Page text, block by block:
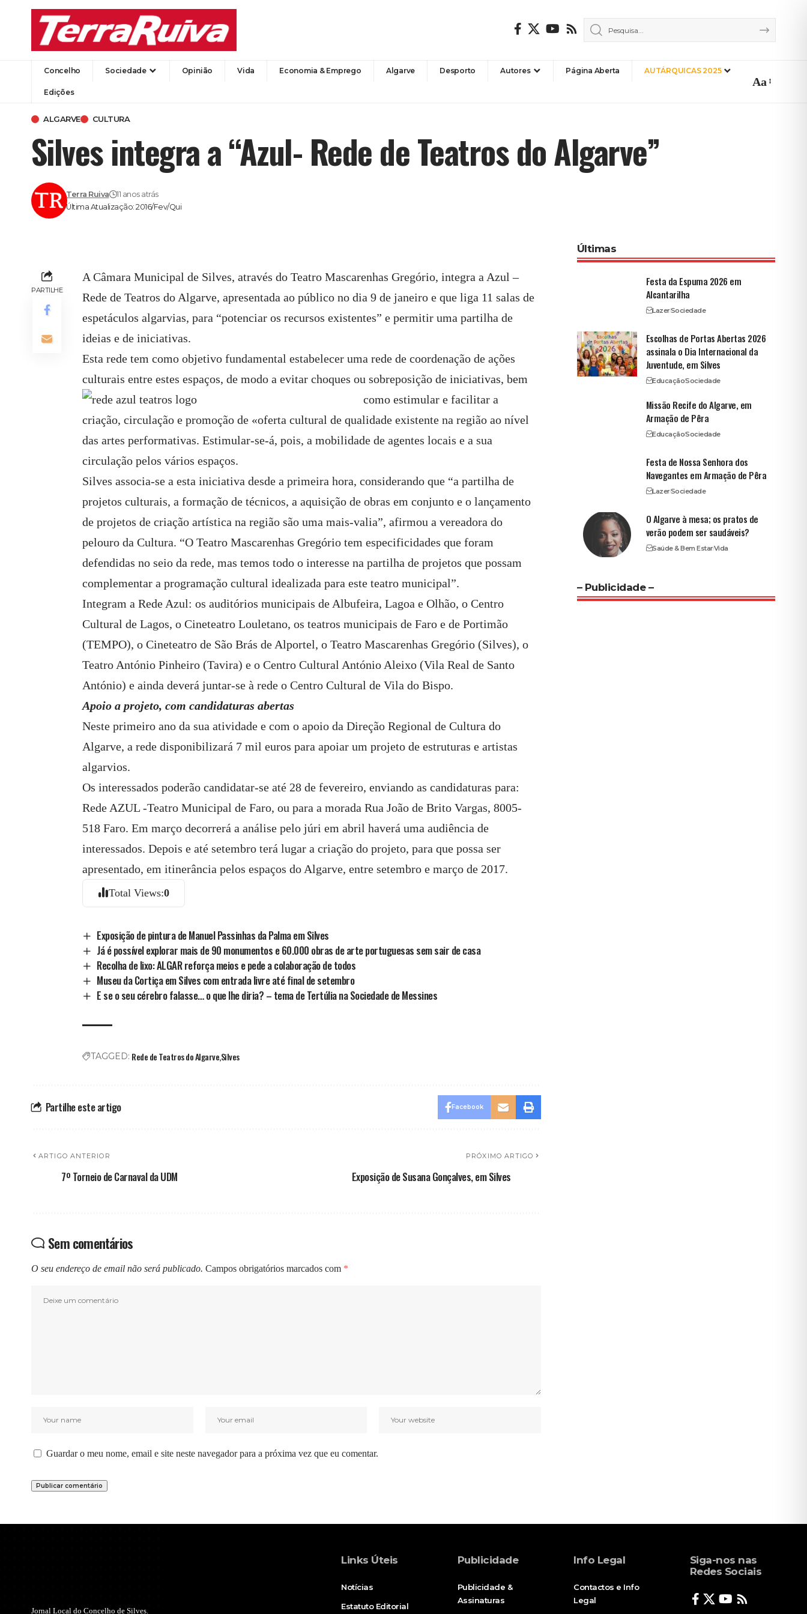
Concelho Sociedade Opinião Vida Economia & Emprego Algarve Desporto Autores Página Aberta AUTÁRQUICAS 2025
Edições
Aa
ALGARVE CULTURA
Silves integra a “Azul- Rede de Teatros do Algarve”
Última Atualização: 2016/Fev/Qui
Terra Ruiva 11 anos atrás
PARTILHE
A Câmara Municipal de Silves, através do Teatro Mascarenhas Gregório, integra a Azul –
Rede de Teatros do Algarve, apresentada ao público no dia 9 de janeiro e que liga 11 salas de
espetáculos algarvias, para “potenciar os recursos existentes” e permitir uma partilha de
ideias e de iniciativas.
Esta rede tem como objetivo fundamental estabelecer uma rede de coordenação de ações
culturais entre estes espaços, de modo a evitar choques ou sobreposição de iniciativas, bem
como estimular e facilitar a
criação, circulação e promoção de «oferta cultural de qualidade existente na região ao nível
das artes performativas. Estimular-se-á, pois, a mobilidade de agentes locais e a sua
circulação pelos vários espaços.
Silves associa-se a esta iniciativa desde a primeira hora, considerando que “a partilha de
projetos culturais, a formação de técnicos, a aquisição de obras em conjunto e o lançamento
de projetos de criação artística na região são uma mais-valia”, afirmou a vereadora do
pelouro da Cultura. “O Teatro Mascarenhas Gregório tem especificidades que foram
defendidas no seio da rede, mas temos todo o interesse na partilha de projetos que possam
complementar a programação cultural idealizada para este teatro municipal”.
Integram a Rede Azul: os auditórios municipais de Albufeira, Lagoa e Olhão, o Centro
Cultural de Lagos, o Cineteatro Louletano, os teatros municipais de Faro e de Portimão
(TEMPO), o Cineteatro de São Brás de Alportel, o Teatro Mascarenhas Gregório (Silves), o
Teatro António Pinheiro (Tavira) e o Centro Cultural António Aleixo (Vila Real de Santo
António) e ainda deverá juntar-se à rede o Centro Cultural de Vila do Bispo.
Apoio a projeto, com candidaturas abertas
Neste primeiro ano da sua atividade e com o apoio da Direção Regional de Cultura do
Algarve, a rede disponibilizará 7 mil euros para apoiar um projeto de estruturas e artistas
algarvios.
Os interessados poderão candidatar-se até 28 de fevereiro, enviando as candidaturas para:
Rede AZUL -Teatro Municipal de Faro, ou para a morada Rua João de Brito Vargas, 8005-
518 Faro. Em março decorrerá a análise pelo júri em abril haverá uma audiência de
interessados. Depois e até setembro terá lugar a criação do projeto, para que possa ser
apresentado, em itinerância pelos espaços do Algarve, entre setembro e março de 2017.
Total Views:0
Exposição de pintura de Manuel Passinhas da Palma em Silves
Já é possível explorar mais de 90 monumentos e 60.000 obras de arte portuguesas sem sair de casa
Recolha de lixo: ALGAR reforça meios e pede a colaboração de todos
Museu da Cortiça em Silves com entrada livre até final de setembro
E se o seu cérebro falasse… o que lhe diria? – tema de Tertúlia na Sociedade de Messines
TAGGED: Rede de Teatros do AlgarveSilves
Partilhe este artigo Facebook
ARTIGO ANTERIOR
7º Torneio de Carnaval da UDM
PRÓXIMO ARTIGO
Exposição de Susana Gonçalves, em Silves
Sem comentários
O seu endereço de email não será publicado. Campos obrigatórios marcados com *
Guardar o meu nome, email e site neste navegador para a próxima vez que eu comentar.
Últimas
Festa da Espuma 2026 em
Alcantarilha
LazerSociedade
Escolhas de Portas Abertas 2026
assinala o Dia Internacional da
Juventude, em Silves
EducaçãoSociedade
Missão Recife do Algarve, em
Armação de Pêra
EducaçãoSociedade
Festa de Nossa Senhora dos
Navegantes em Armação de Pêra
LazerSociedade
O Algarve à mesa; os pratos de
verão podem ser saudáveis?
Saúde & Bem EstarVida
– Publicidade –
Jornal Local do Concelho de Silves.
Links Úteis
Notícias
Estatuto Editorial
Publicidade
Publicidade &
Assinaturas
Info Legal
Contactos e Info
Legal
Siga-nos nas
Redes Sociais